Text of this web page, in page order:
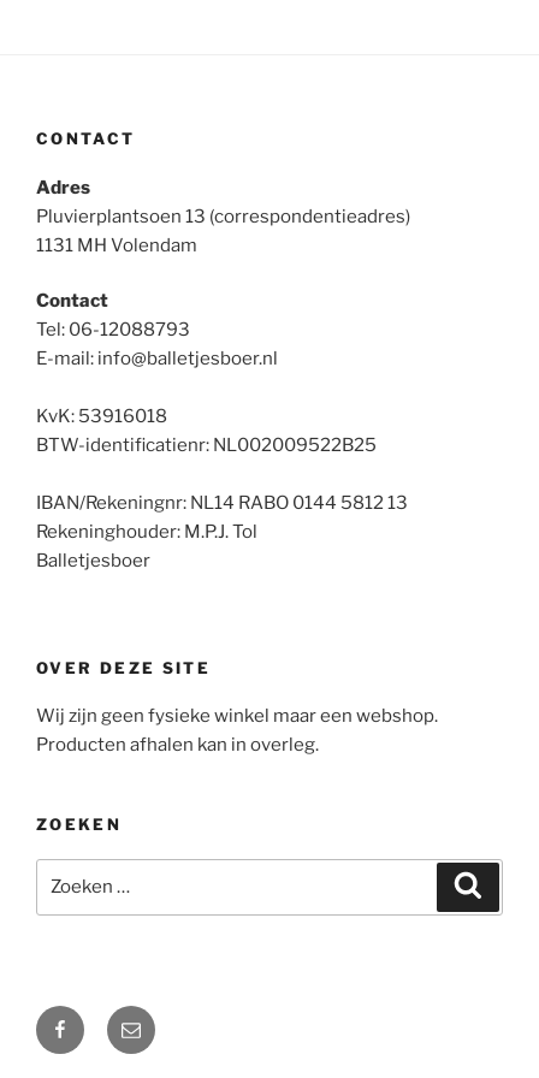
CONTACT
Adres
Pluvierplantsoen 13 (correspondentieadres)
1131 MH Volendam
Contact
Tel: 06-12088793
E-mail: info@balletjesboer.nl
KvK: 53916018
BTW-identificatienr: NL002009522B25
IBAN/Rekeningnr: NL14 RABO 0144 5812 13
Rekeninghouder: M.P.J. Tol
Balletjesboer
OVER DEZE SITE
Wij zijn geen fysieke winkel maar een webshop.
Producten afhalen kan in overleg.
ZOEKEN
naar:
FacebookMail